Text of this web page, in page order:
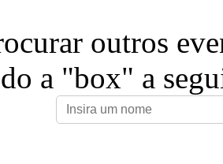
outros
a "box" a